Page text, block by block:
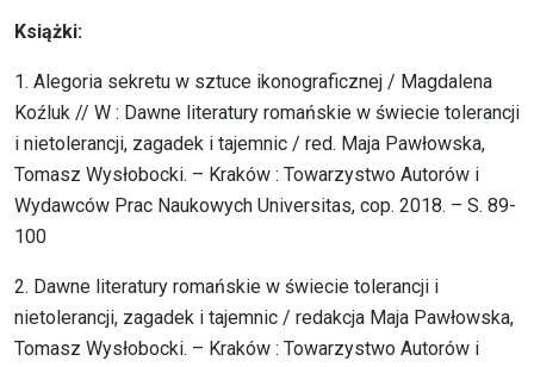
Książki:
1. Alegoria sekretu w sztuce ikonograficznej / Magdalena
Koźluk // W : Dawne literatury romańskie w świecie tolerancji
i nietolerancji, zagadek i tajemnic / red. Maja Pawłowska,
Tomasz Wysłobocki. – Kraków : Towarzystwo Autorów i
Wydawców Prac Naukowych Universitas, cop. 2018. – S. 89-
100
2. Dawne literatury romańskie w świecie tolerancji i
nietolerancji, zagadek i tajemnic / redakcja Maja Pawłowska,
Tomasz Wysłobocki. – Kraków : Towarzystwo Autorów i